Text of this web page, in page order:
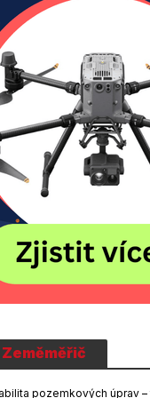
Zeměměřič
pozemkových úprav